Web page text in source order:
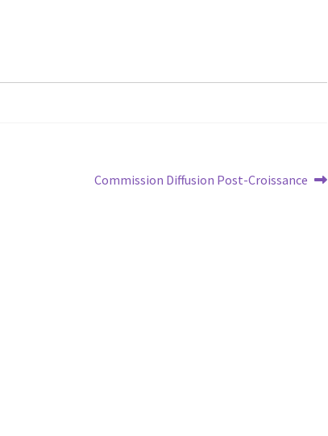
Article
Commission Diffusion Post-Croissance